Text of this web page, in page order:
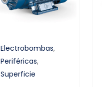
Electrobombas,
Periféricas,
Superficie